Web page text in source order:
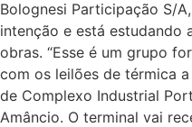
Bolognesi Participação S/
intenção e está estudando
obras. “Esse é um grupo
com os leilões de térmica
de Complexo Industrial
Amâncio. O terminal vai